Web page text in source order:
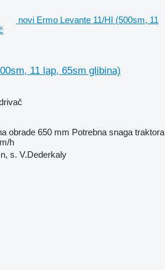
novi Ermo Levante 11/HI (500sm, 11
11 lap, 65sm glibina)
obrade 650 mm Potrebna snaga traktora
h
s. V.Dederkaly